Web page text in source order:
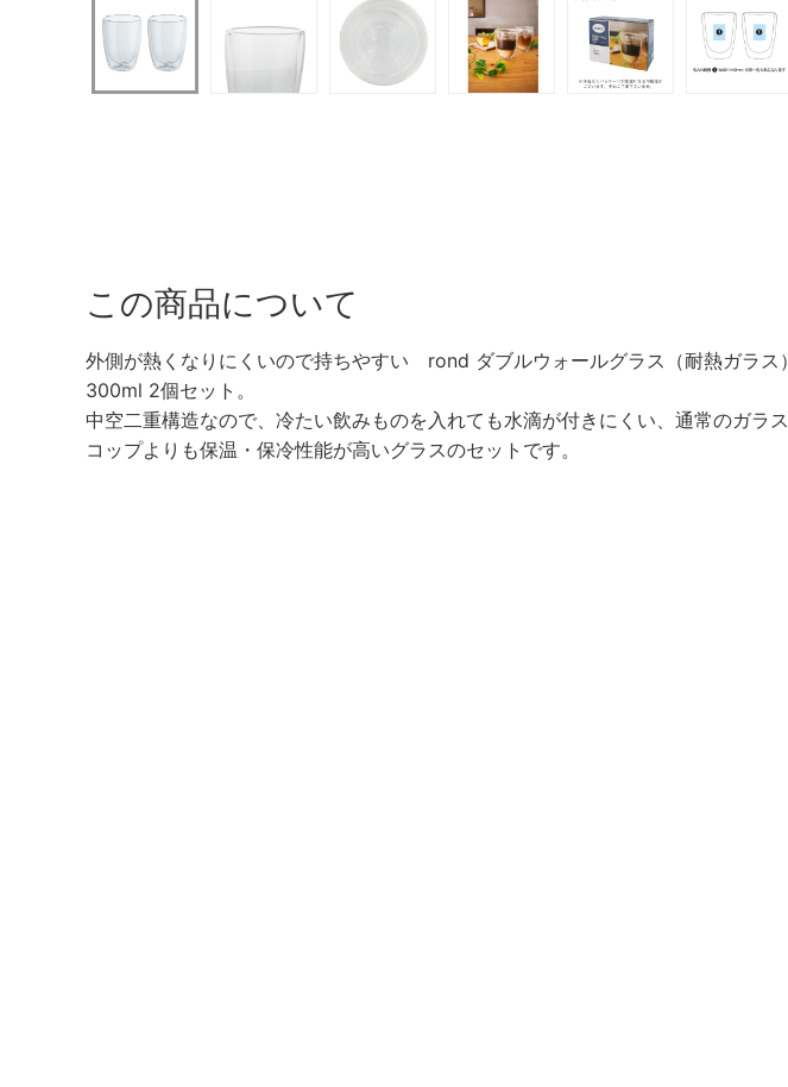
この商品について
外側が熱くなりにくいので持ちやすい rond ダブルウォールグラス（耐熱ガラス）
300ml 2個セット。
中空二重構造なので、冷たい飲みものを入れても水滴が付きにくい、通常のガラス
コップよりも保温・保冷性能が高いグラスのセットです。